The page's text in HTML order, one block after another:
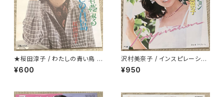
★桜田淳子 / わたしの青い鳥 カ
ップリング盤
¥600
沢村美奈子 / インスピレーショ
ン
¥950